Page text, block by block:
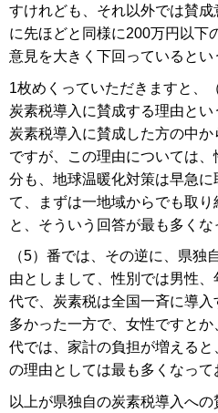
すけれども、それ以外では賛
に先ほどと同様に200万円以下
意見を大きく下回っているとい
1枚めくっていただきますと、
炭素税導入に賛成する理由と
炭素税導入に賛成した方の中
ですが、この理由については
分も、地球温暖化対策は早急
て、まずは一地域からでも取
と、そういう回答が最も多くな
（5）番では、その逆に、県独
由としまして、性別では男性
代で、炭素税は全国一斉に導
多かった一方で、女性ですと
代では、家計の負担が増える
の理由としては最も多くなって
以上が県独自の炭素税導入へ